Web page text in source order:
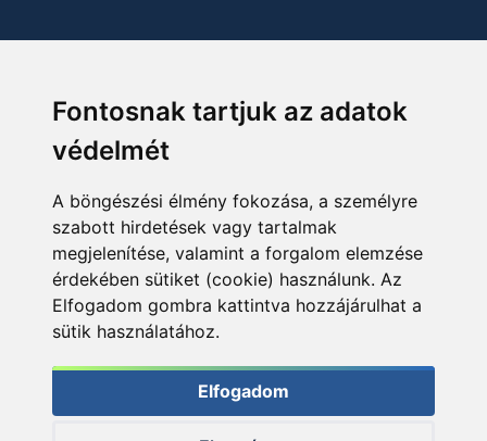
Fontosnak tartjuk az adatok
védelmét
A böngészési élmény fokozása, a személyre
szabott hirdetések vagy tartalmak
megjelenítése, valamint a forgalom elemzése
érdekében sütiket (cookie) használunk. Az
Elfogadom gombra kattintva hozzájárulhat a
sütik használatához.
Elfogadom